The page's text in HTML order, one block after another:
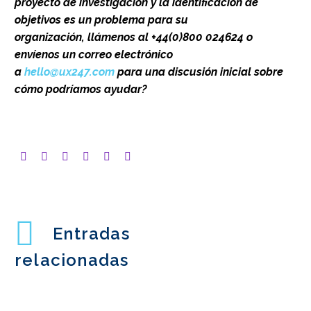
objetivos es un problema para su
organización, llámenos al +44(0)800 024624 o
envíenos un correo electrónico
a hello@ux247.com para una discusión inicial sobre
cómo podríamos ayudar?
Entradas
relacionadas